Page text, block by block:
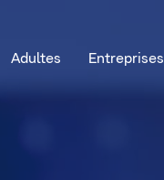
Adultes Entreprises